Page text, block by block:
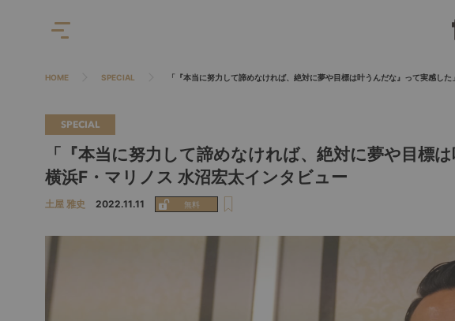
HOME SPECIAL 「『本当に努力して諦めなければ、絶対に夢や目標は叶うんだな』って実感し
SPECIAL
「『本当に努力して諦めなければ、絶対に夢や目標
横浜F・マリノス 水沼宏太インタビュー
土屋 雅史 2022.11.11